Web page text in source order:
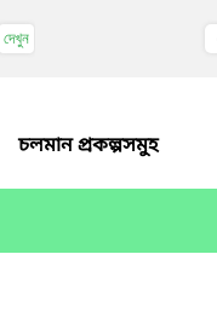
দেখুন
চলমান প্রকল্পসমুহ